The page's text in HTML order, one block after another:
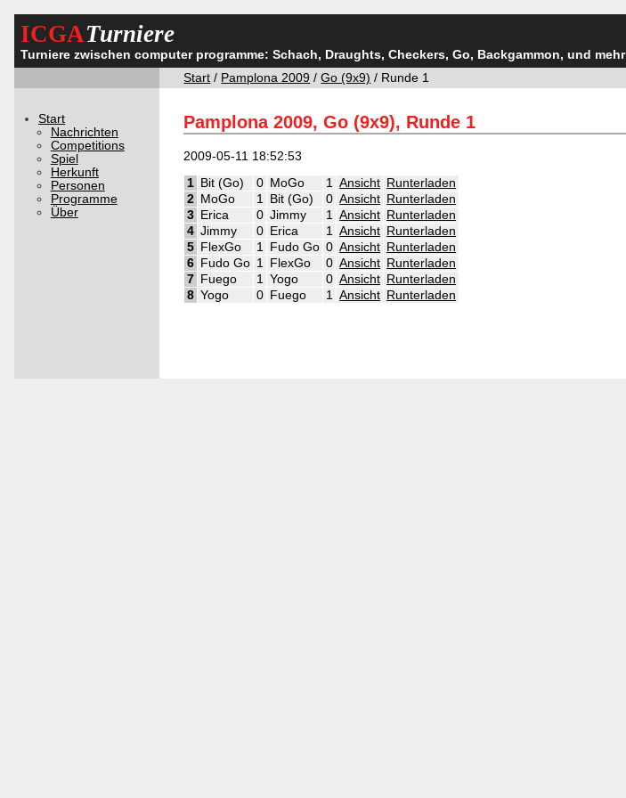
ICGATurniere
Turniere zwischen computer programme: Schach, Draughts, Checkers, Go, Backgammon, und mehr
Start / Pamplona 2009 /Go (9x9) / Runde 1
Start
Nachrichten
Competitions
Spiel
Herkunft
Personen
Programme
Über
Pamplona 2009, Go (9x9), Runde 1
2009-05-11 18:52:53
1 Bit (Go) 0 MoGo 1 Ansicht Runterladen
2 MoGo 1 Bit (Go) 0 Ansicht Runterladen
3 Erica 0 Jimmy 1 Ansicht Runterladen
4 Jimmy 0 Erica 1 Ansicht Runterladen
5 FlexGo 1 Fudo Go 0 Ansicht Runterladen
6 Fudo Go 1 FlexGo 0 Ansicht Runterladen
7 Fuego 1 Yogo 0 Ansicht Runterladen
8 Yogo 0 Fuego 1 Ansicht Runterladen